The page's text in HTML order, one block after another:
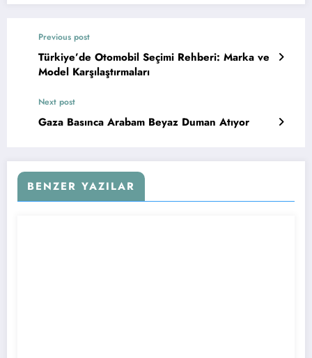
Previous post
Türkiye’de Otomobil Seçimi Rehberi: Marka ve
Model Karşılaştırmaları
Next post
Gaza Basınca Arabam Beyaz Duman Atıyor
BENZER YAZILAR